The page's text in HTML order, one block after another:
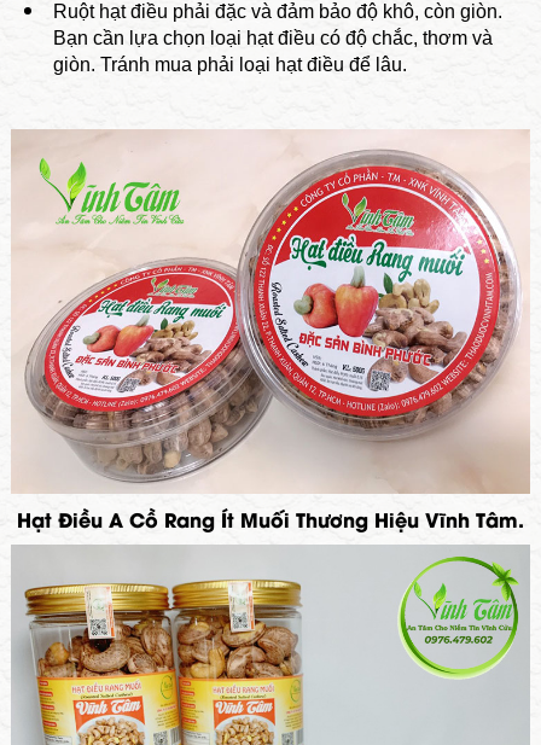
Ruột hạt điều phải đặc và đảm bảo độ khô, còn giòn.
Bạn cần lựa chọn loại hạt điều có độ chắc, thơm và
giòn. Tránh mua phải loại hạt điều để lâu.
Hạt Điều A Cồ Rang Ít Muối Thương Hiệu Vĩnh Tâm.